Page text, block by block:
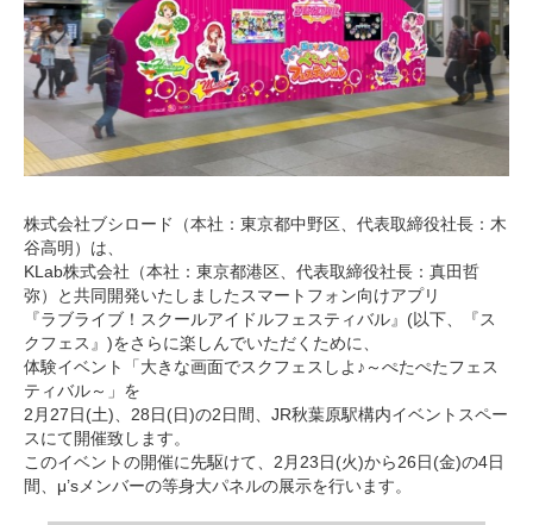
株式会社ブシロード（本社：東京都中野区、代表取締役社長：木
谷高明）は、
KLab株式会社（本社：東京都港区、代表取締役社長：真田哲
弥）と共同開発いたしましたスマートフォン向けアプリ
『ラブライブ！スクールアイドルフェスティバル』(以下、『ス
クフェス』)をさらに楽しんでいただくために、
体験イベント「大きな画面でスクフェスしよ♪～ぺたぺたフェス
ティバル～」を
2月27日(土)、28日(日)の2日間、JR秋葉原駅構内イベントスペー
スにて開催致します。
このイベントの開催に先駆けて、2月23日(火)から26日(金)の4日
間、μ’sメンバーの等身大パネルの展示を行います。